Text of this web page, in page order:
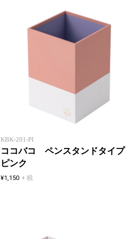
KBK-201-PI
ココバコ ペンスタンドタイプ
ピンク
¥1,150 + 税